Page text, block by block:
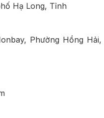
Hạ Long, Tỉnh
Phường Hồng Hải,